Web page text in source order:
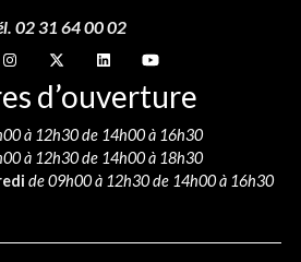
02 31 64 00 02
nous sur
Suivez-nous sur
Suivez-nous sur
Suivez-nous sur
Suivez-nous sur
d’ouverture
à 12h30 de 14h00 à 16h30
à 12h30 de 14h00 à 18h30
de 09h00 à 12h30 de 14h00 à 16h30